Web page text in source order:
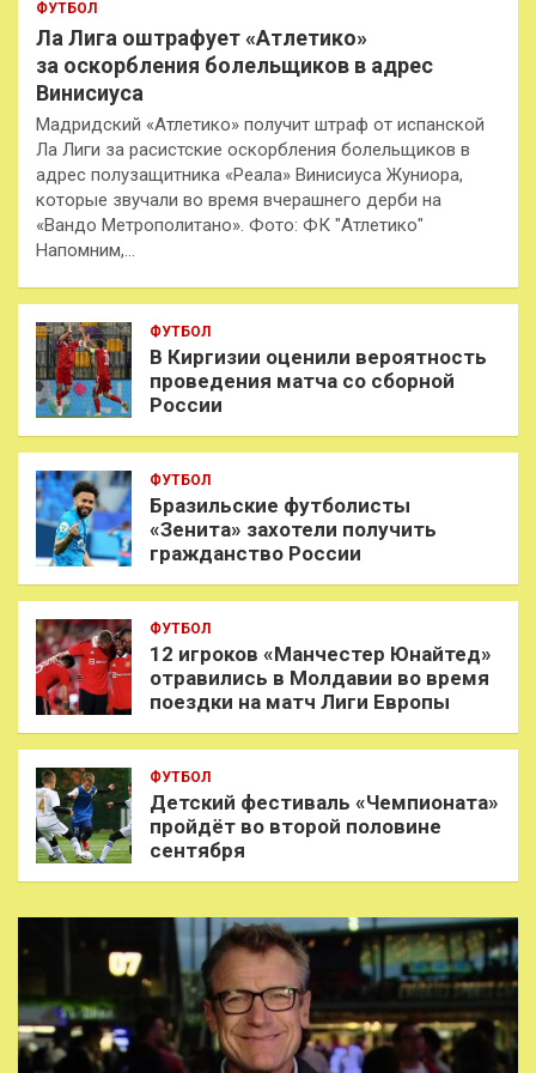
ФУТБОЛ
Ла Лига оштрафует «Атлетико»
за оскорбления болельщиков в адрес
Винисиуса
Мадридский «Атлетико» получит штраф от испанской
Ла Лиги за расистские оскорбления болельщиков в
адрес полузащитника «Реала» Винисиуса Жуниора,
которые звучали во время вчерашнего дерби на
«Вандо Метрополитано». Фото: ФК "Атлетико"
Напомним,…
ФУТБОЛ
В Киргизии оценили вероятность
проведения матча со сборной
России
ФУТБОЛ
Бразильские футболисты
«Зенита» захотели получить
гражданство России
ФУТБОЛ
12 игроков «Манчестер Юнайтед»
отравились в Молдавии во время
поездки на матч Лиги Европы
ФУТБОЛ
Детский фестиваль «Чемпионата»
пройдёт во второй половине
сентября